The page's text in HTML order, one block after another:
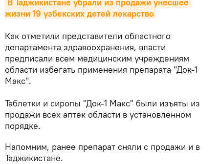
жизни 19 узбекских детей лекарство
Как отметили представители областного
департамента здравоохранения, власти
предписали всем медицинским учреждениям
области избегать применения препарата "Док-1
Макс".
Таблетки и сиропы "Док-1 Макс" были изъяты из
продажи всех аптек области в установленном
порядке.
Напомним, ранее препарат сняли с продажи и в
Таджикистане.